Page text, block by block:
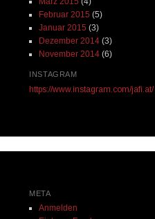
Februar 2015 (5)
Januar 2015 (3)
Dezember 2014(3)
November 2014(6)
INSTAGRAM
https://www.instagram.com/jafi.at/
META
Anmelden